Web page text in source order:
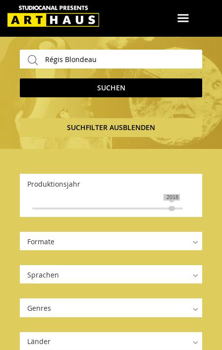
SUCHEN
SUCHFILTER AUSBLENDEN
Produktionsjahr
2017
2018
Formate
Sprachen
Genres
Länder